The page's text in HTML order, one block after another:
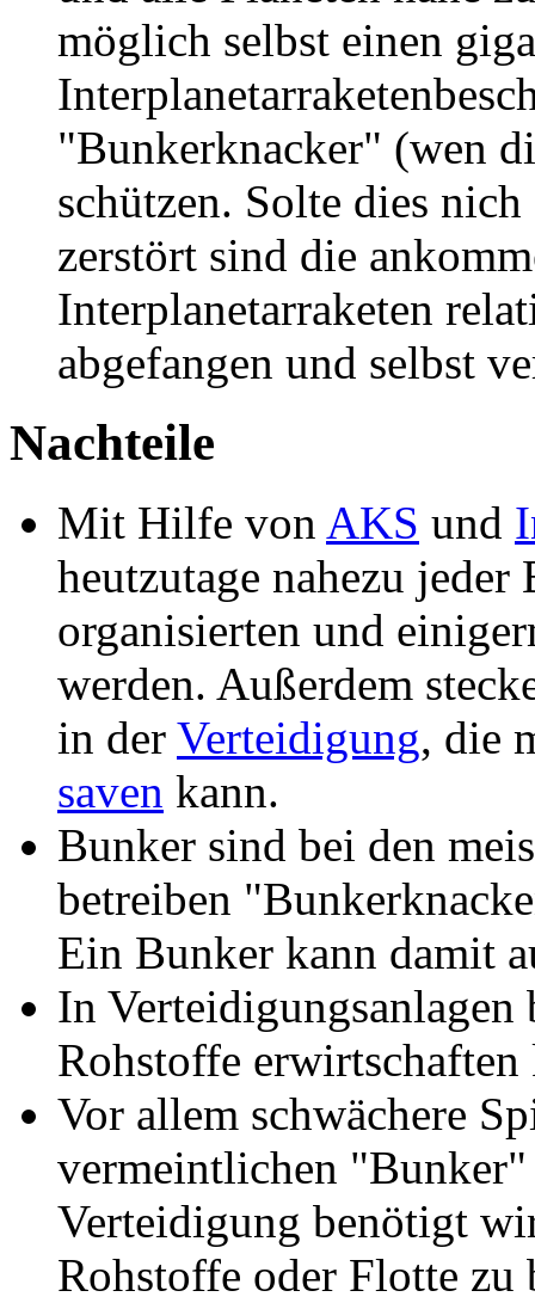
möglich selbst einen
"Bunkerknacker" (wen
schützen. Solte dies
zerstört sind die
Interplanetarraketen
abgefangen und selbst
Nachteile
Mit Hilfe von AKS und
heutzutage nahezu
organisierten und
werden. Außerdem
in der Verteidigung, die
saven kann.
Bunker sind bei den
betreiben
Ein Bunker kann damit
In
Rohstoffe
Vor allem schwächere
vermeintlichen
Verteidigung benötigt
Rohstoffe oder Flotte zu